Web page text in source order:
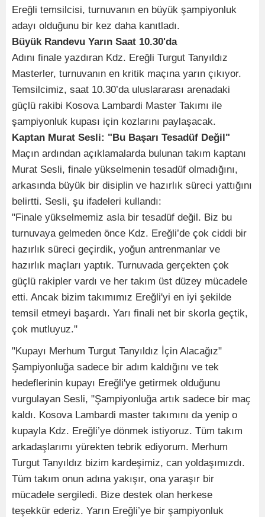
Ereğli temsilcisi, turnuvanın en büyük şampiyonluk
adayı olduğunu bir kez daha kanıtladı.
Büyük Randevu Yarın Saat 10.30'da
Adını finale yazdıran Kdz. Ereğli Turgut Tanyıldız
Masterler, turnuvanın en kritik maçına yarın çıkıyor.
Temsilcimiz, saat 10.30’da uluslararası arenadaki
güçlü rakibi Kosova Lambardi Master Takımı ile
şampiyonluk kupası için kozlarını paylaşacak.
Kaptan Murat Sesli: "Bu Başarı Tesadüf Değil"
Maçın ardından açıklamalarda bulunan takım kaptanı
Murat Sesli, finale yükselmenin tesadüf olmadığını,
arkasında büyük bir disiplin ve hazırlık süreci yattığını
belirtti. Sesli, şu ifadeleri kullandı:
"Finale yükselmemiz asla bir tesadüf değil. Biz bu
turnuvaya gelmeden önce Kdz. Ereğli’de çok ciddi bir
hazırlık süreci geçirdik, yoğun antrenmanlar ve
hazırlık maçları yaptık. Turnuvada gerçekten çok
güçlü rakipler vardı ve her takım üst düzey mücadele
etti. Ancak bizim takımımız Ereğli'yi en iyi şekilde
temsil etmeyi başardı. Yarı finali net bir skorla geçtik,
çok mutluyuz."
"Kupayı Merhum Turgut Tanyıldız İçin Alacağız"
Şampiyonluğa sadece bir adım kaldığını ve tek
hedeflerinin kupayı Ereğli'ye getirmek olduğunu
vurgulayan Sesli, "Şampiyonluğa artık sadece bir maç
kaldı. Kosova Lambardi master takımını da yenip o
kupayla Kdz. Ereğli’ye dönmek istiyoruz. Tüm takım
arkadaşlarımı yürekten tebrik ediyorum. Merhum
Turgut Tanyıldız bizim kardeşimiz, can yoldaşımızdı.
Tüm takım onun adına yakışır, ona yaraşır bir
mücadele sergiledi. Bize destek olan herkese
teşekkür ederiz. Yarın Ereğli’ye bir şampiyonluk